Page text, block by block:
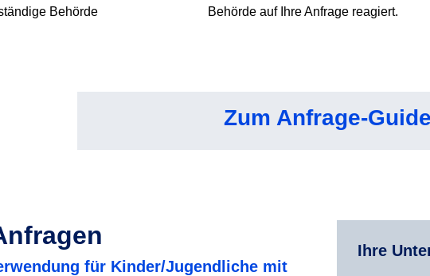
Behörde
Behörde auf Ihre Anfrage reagiert.
Zum Anfrage-Guide
für Kinder/Jugendliche mit
Ihre